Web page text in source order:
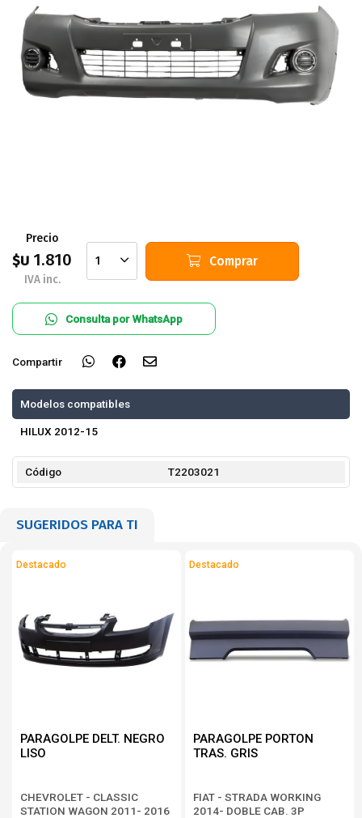
Precio
$U 1.810
IVA inc.
1 Comprar
Consulta por WhatsApp
Compartir
Modelos compatibles
HILUX 2012-15
Código T2203021
SUGERIDOS PARA TI
Destacado
PARAGOLPE DELT. NEGRO
LISO
CHEVROLET - CLASSIC
STATION WAGON 2011- 2016
Destacado
PARAGOLPE PORTON
TRAS. GRIS
FIAT - STRADA WORKING
2014- DOBLE CAB. 3P